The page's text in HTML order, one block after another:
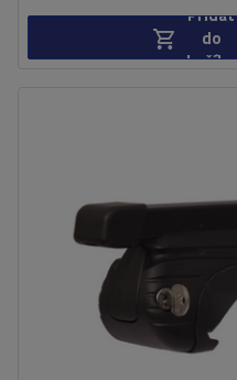
Přidat
do
košíku